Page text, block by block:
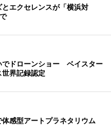
エクセレンスが「横浜対
でドローンショー ベイスター
界記録認定
感型アートプラネタリウム